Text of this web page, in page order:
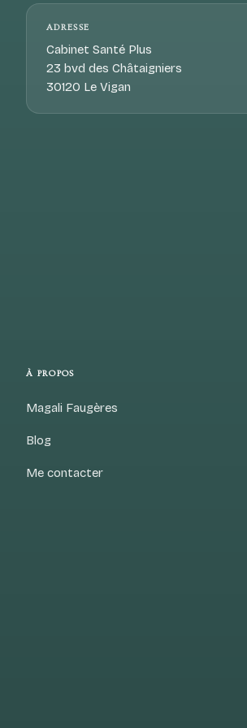
ADRESSE
Cabinet Santé Plus
23 bvd des Châtaigniers
30120 Le Vigan
À PROPOS
Magali Faugères
Blog
Me contacter